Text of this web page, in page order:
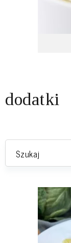
dodatki